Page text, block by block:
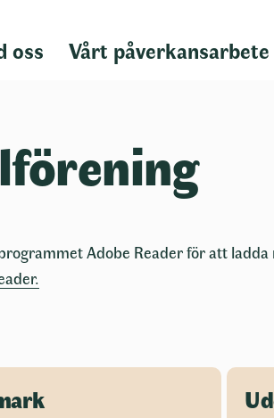
oss Vårt påverkansarbete
Adobe Reader för att